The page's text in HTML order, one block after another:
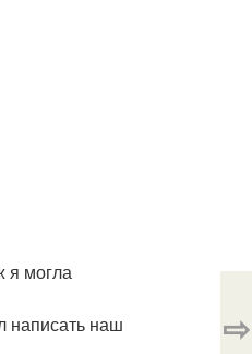
я могла
написать наш
⇨